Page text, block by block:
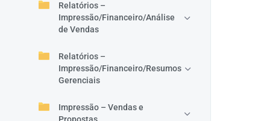
Relatórios –
Impressão/Financeiro/Análise
de Vendas
Relatórios –
Impressão/Financeiro/Resumos
Gerenciais
Impressão – Vendas e